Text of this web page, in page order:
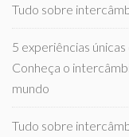
Tudo sobre
5 experiências
Conheça o
mundo
Tudo sobre